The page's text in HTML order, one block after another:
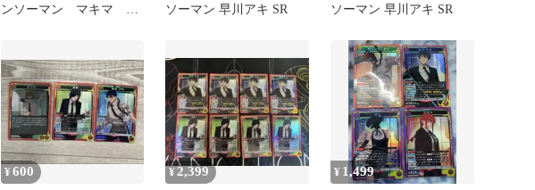
ンソーマン マキマ 早
ソーマン 早川アキ SR
ソーマン 早川アキ SR
¥600 ¥ 2,399 ¥ 1,499